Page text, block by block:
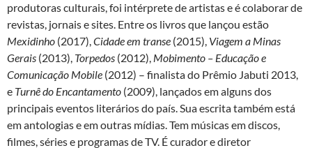
produtoras culturais, foi intérprete de artistas e é colaborar de
revistas, jornais e sites. Entre os livros que lançou estão
Mexidinho (2017),Cidade em transe (2015), Viagem a Minas
Gerais (2013), Torpedos (2012), Mobimento – Educação e
Comunicação Mobile (2012) – finalista do Prêmio Jabuti 2013,
e Turnê do Encantamento (2009), lançados em alguns dos
principais eventos literários do país. Sua escrita também está
em antologias e em outras mídias. Tem músicas em discos,
filmes, séries e programas de TV. É curador e diretor